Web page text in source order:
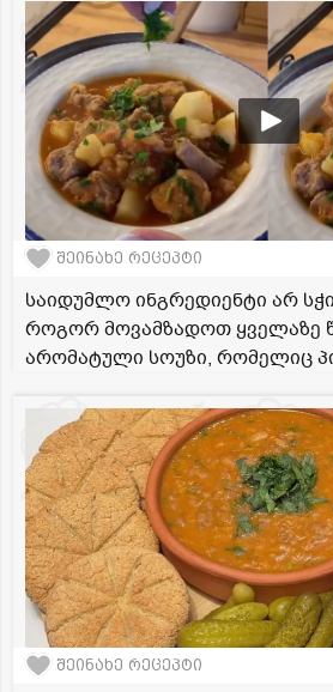
შეინახე რეცეპტი
საიდუმლო ინგრედიენტი არ
როგორ მოვამზადოთ ყველაზე
არომატული სოუზი, რომელიც
შეინახე რეცეპტი